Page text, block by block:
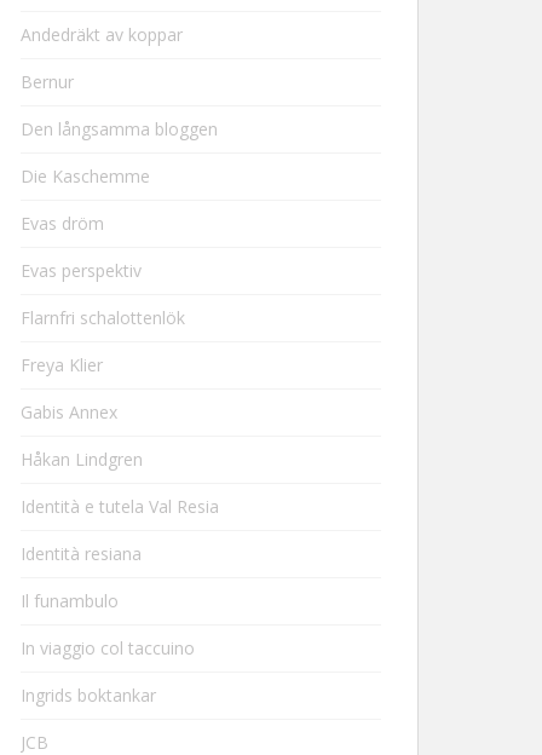
Andedräkt av koppar
Bernur
Den långsamma bloggen
Die Kaschemme
Evas dröm
Evas perspektiv
Flarnfri schalottenlök
Freya Klier
Gabis Annex
Håkan Lindgren
Identità e tutela Val Resia
Identità resiana
Il funambulo
In viaggio col taccuino
Ingrids boktankar
JCB